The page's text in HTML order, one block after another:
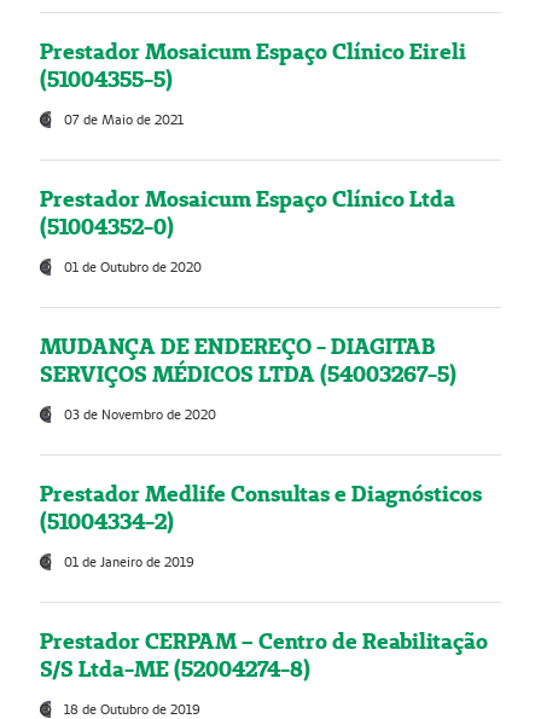
Prestador Mosaicum Espaço Clínico Eireli
(51004355-5)
07 de Maio de 2021
Prestador Mosaicum Espaço Clínico Ltda
(51004352-0)
01 de Outubro de 2020
MUDANÇA DE ENDEREÇO - DIAGITAB
SERVIÇOS MÉDICOS LTDA (54003267-5)
03 de Novembro de 2020
Prestador Medlife Consultas e Diagnósticos
(51004334-2)
01 de Janeiro de 2019
Prestador CERPAM – Centro de Reabilitação
S/S Ltda-ME (52004274-8)
18 de Outubro de 2019